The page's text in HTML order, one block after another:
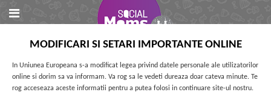
MODIFICARI SI SETARI IMPORTANTE ONLINE
In Uniunea Europeana s-a modificat legea privind datele personale ale utilizatorilor
online si dorim sa va informam. Va rog sa le vedeti dureaza doar cateva minute. Te
rog acceseaza aceste informatii pentru a putea folosi in continuare site-ul nostru.